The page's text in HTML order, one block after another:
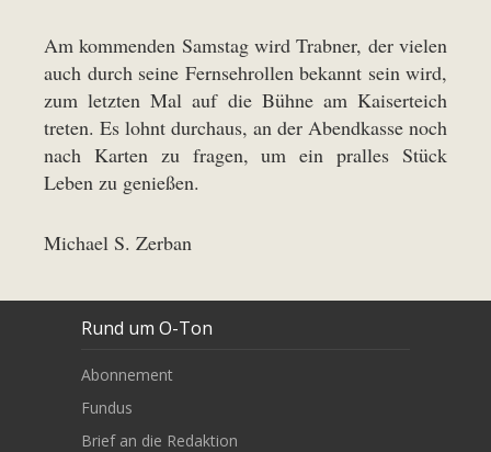
Am kommenden Samstag wird Trabner, der vielen
auch durch seine Fernsehrollen bekannt sein wird,
zum letzten Mal auf die Bühne am Kaiserteich
treten. Es lohnt durchaus, an der Abendkasse noch
nach Karten zu fragen, um ein pralles Stück
Leben zu genießen.
Michael S. Zerban
Rund um O-Ton
Abonnement
Fundus
Brief an die Redaktion